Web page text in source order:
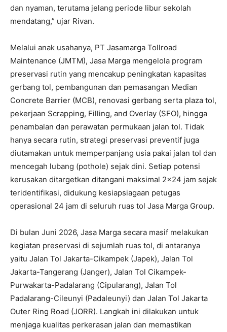
dan nyaman, terutama jelang periode libur sekolah
mendatang,” ujar Rivan.
Melalui anak usahanya, PT Jasamarga Tollroad
Maintenance (JMTM), Jasa Marga mengelola program
preservasi rutin yang mencakup peningkatan kapasitas
gerbang tol, pembangunan dan pemasangan Median
Concrete Barrier (MCB), renovasi gerbang serta plaza tol,
pekerjaan Scrapping, Filling, and Overlay (SFO), hingga
penambalan dan perawatan permukaan jalan tol. Tidak
hanya secara rutin, strategi preservasi preventif juga
diutamakan untuk memperpanjang usia pakai jalan tol dan
mencegah lubang (pothole) sejak dini. Setiap potensi
kerusakan ditargetkan ditangani maksimal 2×24 jam sejak
teridentifikasi, didukung kesiapsiagaan petugas
operasional 24 jam di seluruh ruas tol Jasa Marga Group.
Di bulan Juni 2026, Jasa Marga secara masif melakukan
kegiatan preservasi di sejumlah ruas tol, di antaranya
yaitu Jalan Tol Jakarta-Cikampek (Japek), Jalan Tol
Jakarta-Tangerang (Janger), Jalan Tol Cikampek-
Purwakarta-Padalarang (Cipularang), Jalan Tol
Padalarang-Cileunyi (Padaleunyi) dan Jalan Tol Jakarta
Outer Ring Road (JORR). Langkah ini dilakukan untuk
menjaga kualitas perkerasan jalan dan memastikan